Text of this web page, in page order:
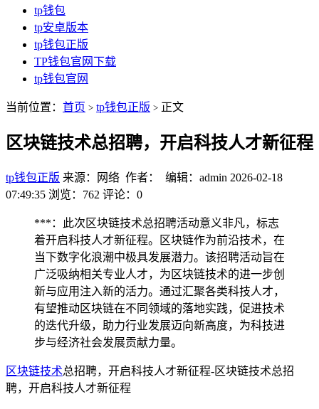
tp钱包
tp安卓版本
tp钱包正版
TP钱包官网下载
tp钱包官网
当前位置： 首页 > tp钱包正版 > 正文
区块链技术总招聘，开启科技人才新征程
tp钱包正版 来源：网络 作者： 编辑：admin 2026-02-18
07:49:35 浏览：762 评论：0
***：此次区块链技术总招聘活动意义非凡，标志
着开启科技人才新征程。区块链作为前沿技术，在
当下数字化浪潮中极具发展潜力。该招聘活动旨在
广泛吸纳相关专业人才，为区块链技术的进一步创
新与应用注入新的活力。通过汇聚各类科技人才，
有望推动区块链在不同领域的落地实践，促进技术
的迭代升级，助力行业发展迈向新高度，为科技进
步与经济社会发展贡献力量。
区块链技术总招聘，开启科技人才新征程-区块链技术总招
聘，开启科技人才新征程